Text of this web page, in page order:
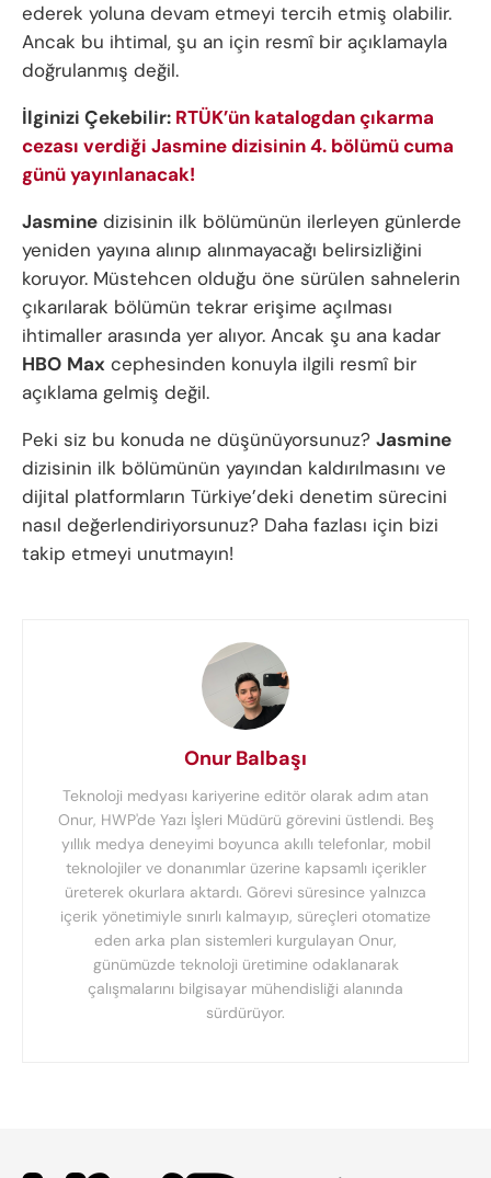
ederek yoluna devam etmeyi tercih etmiş olabilir.
Ancak bu ihtimal, şu an için resmî bir açıklamayla
doğrulanmış değil.
İlginizi Çekebilir: RTÜK’ün katalogdan çıkarma
cezası verdiği Jasmine dizisinin 4. bölümü cuma
günü yayınlanacak!
Jasmine dizisinin ilk bölümünün ilerleyen günlerde
yeniden yayına alınıp alınmayacağı belirsizliğini
koruyor. Müstehcen olduğu öne sürülen sahnelerin
çıkarılarak bölümün tekrar erişime açılması
ihtimaller arasında yer alıyor. Ancak şu ana kadar
HBO Max cephesinden konuyla ilgili resmî bir
açıklama gelmiş değil.
Peki siz bu konuda ne düşünüyorsunuz? Jasmine
dizisinin ilk bölümünün yayından kaldırılmasını ve
dijital platformların Türkiye’deki denetim sürecini
nasıl değerlendiriyorsunuz? Daha fazlası için bizi
takip etmeyi unutmayın!
Onur Balbaşı
Teknoloji medyası kariyerine editör olarak adım atan
Onur, HWP'de Yazı İşleri Müdürü görevini üstlendi. Beş
yıllık medya deneyimi boyunca akıllı telefonlar, mobil
teknolojiler ve donanımlar üzerine kapsamlı içerikler
üreterek okurlara aktardı. Görevi süresince yalnızca
içerik yönetimiyle sınırlı kalmayıp, süreçleri otomatize
eden arka plan sistemleri kurgulayan Onur,
günümüzde teknoloji üretimine odaklanarak
çalışmalarını bilgisayar mühendisliği alanında
sürdürüyor.